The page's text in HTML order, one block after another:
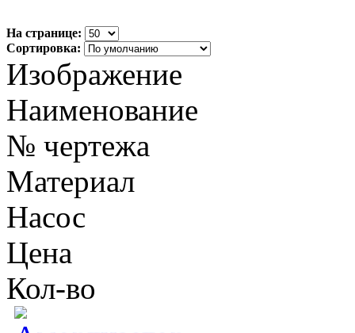
На странице:
Сортировка:
Изображение
Наименование
№ чертежа
Материал
Насос
Цена
Кол-во